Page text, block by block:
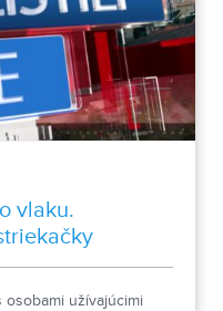
vlaku.
užívajúcimi